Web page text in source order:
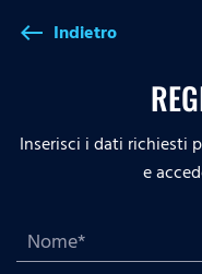
west Indietro
Inserisci i dati richiesti
e